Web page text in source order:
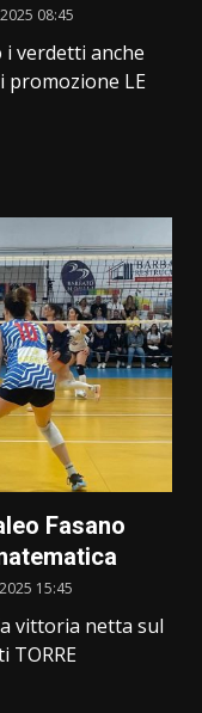
08:45
verdetti anche
promozione LE
Fasano
15:45
vittoria netta sul
TORRE